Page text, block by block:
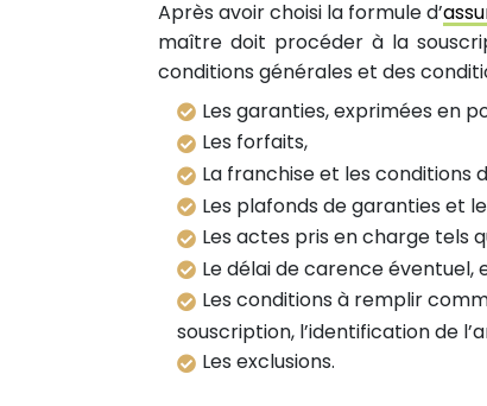
Après avoir choisi la formule d’
maître doit procéder à la
conditions générales et des
Les garanties, exprimées en
Les forfaits,
La franchise et les conditions
Les plafonds de garanties et
Les actes pris en charge tels
Le délai de carence éventuel,
Les conditions à remplir
souscription, l’identification de
Les exclusions.